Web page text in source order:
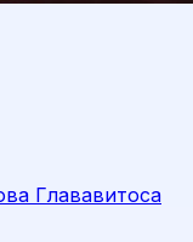
Глававитоса